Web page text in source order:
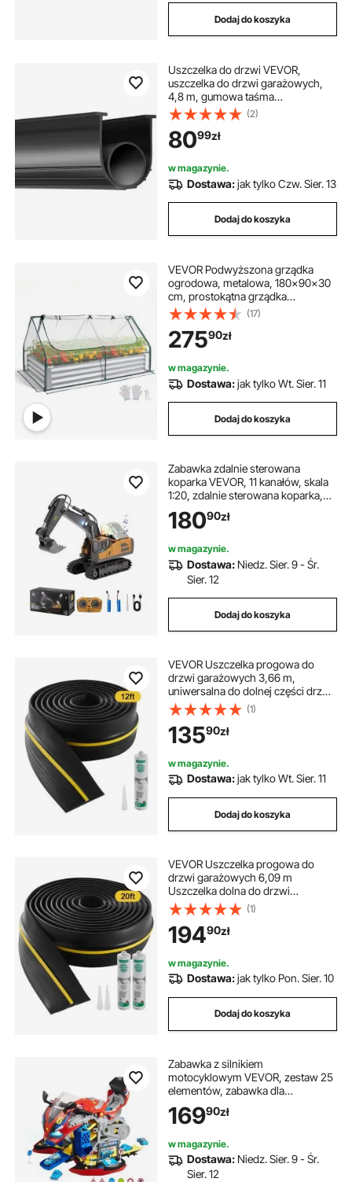
Dodaj do koszyka
Uszczelka do drzwi VEVOR,
uszczelka do drzwi garażowych,
4,8 m, gumowa taśma
uszczelniająca chroniąca przed
powietrzem, wilgocią i kurzem,
czarna, odpowiednia do drzwi
garażowych, rolet, krat zwijanych
itp.
(2)
8099zł
w magazynie.
Dostawa:jak tylko Czw. Sier. 13
Dodaj do koszyka
VEVOR Podwyższona grządka
ogrodowa, metalowa, 180x90x30
cm, prostokątna grządka
ogrodowa, zestaw do sadzenia na
zewnątrz, grządka warzywna z
osłoną szklarniową i rękawicami,
grządka kwiatowa, grządka do
sadzenia kwiatów i warzyw
(17)
27590zł
w magazynie.
Dostawa:jak tylko Wt. Sier. 11
Dodaj do koszyka
Zabawka zdalnie sterowana
koparka VEVOR, 11 kanałów, skala
1:20, zdalnie sterowana koparka,
koparka RC ze światłami i
dźwiękami, działające pojazdy
urodzinowy
18090zł
w magazynie.
Dostawa: Niedz. Sier. 9 - Śr.
Sier. 12
Dodaj do koszyka
VEVOR Uszczelka progowa do
drzwi garażowych 3,66 m,
uniwersalna do dolnej części drzwi
garażowych z klejem, odporna na
warunki atmosferyczne, do dolnej
części drzwi garażowych,
ulepszona gruba taśma PCV do
uszczelek
(1)
13590zł
w magazynie.
Dostawa:jak tylko Wt. Sier. 11
Dodaj do koszyka
VEVOR Uszczelka progowa do
drzwi garażowych 6,09 m
Uszczelka dolna do drzwi
garażowych z klejem, odporna na
warunki atmosferyczne, do dolnej
części drzwi garażowych,
ulepszona gruba warstwa PVC
(1)
19490zł
w magazynie.
Dostawa:jak tylko Pon. Sier. 10
Dodaj do koszyka
Zabawka z silnikiem
motocyklowym VEVOR, zestaw 25
elementów, zabawka dla
mechanika motocyklowego z
odłączanymi częściami, światłami i
wyścigów na torze, dla dzieci w
wieku 3 lat i starszych, kolor
czerwony
16990zł
w magazynie.
Dostawa: Niedz. Sier. 9 - Śr.
Sier. 12